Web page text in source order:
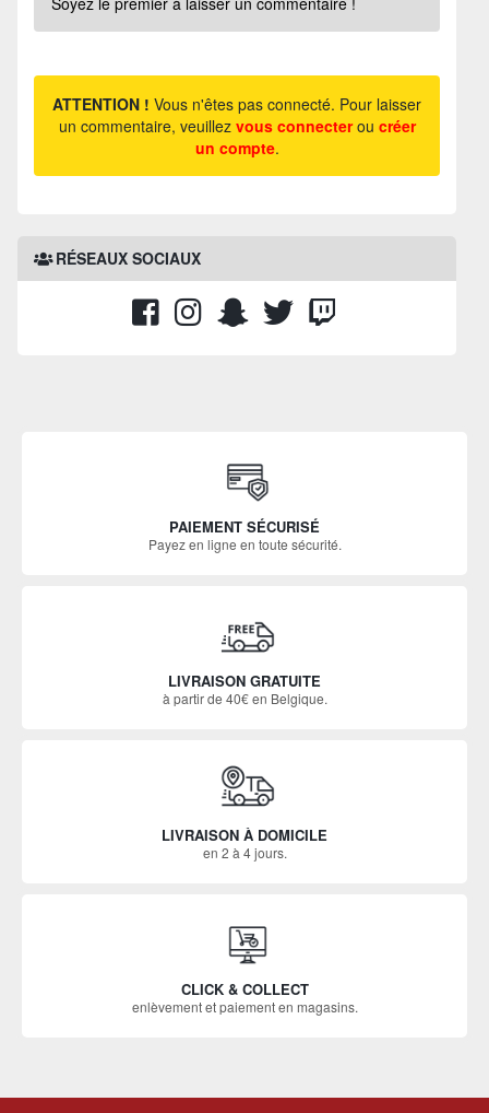
ATTENTION ! Vous n'êtes pas connecté. Pour laisser
un commentaire, veuillez vous connecterou créer
un compte.
RÉSEAUX SOCIAUX
PAIEMENT SÉCURISÉ
Payez en ligne en toute sécurité.
LIVRAISON GRATUITE
à partir de 40€ en Belgique.
LIVRAISON À DOMICILE
en 2 à 4 jours.
CLICK & COLLECT
enlèvement et paiement en magasins.